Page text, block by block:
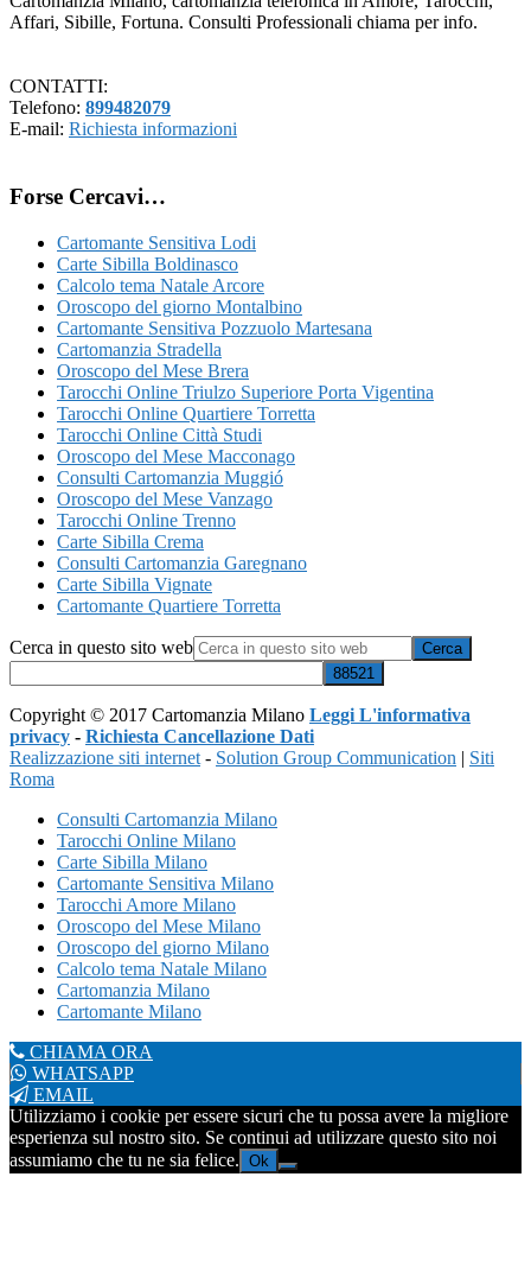
Affari, Sibille, Fortuna. Consulti Professionali chiama per info.
CONTATTI:
Telefono: 899482079
E-mail: Richiesta informazioni
Forse Cercavi…
Cartomante Sensitiva Lodi
Carte Sibilla Boldinasco
Calcolo tema Natale Arcore
Oroscopo del giorno Montalbino
Cartomante Sensitiva Pozzuolo Martesana
Cartomanzia Stradella
Oroscopo del Mese Brera
Tarocchi Online Triulzo Superiore Porta Vigentina
Tarocchi Online Quartiere Torretta
Tarocchi Online Città Studi
Oroscopo del Mese Macconago
Consulti Cartomanzia Muggió
Oroscopo del Mese Vanzago
Tarocchi Online Trenno
Carte Sibilla Crema
Consulti Cartomanzia Garegnano
Carte Sibilla Vignate
Cartomante Quartiere Torretta
Cerca in questo sito web
Copyright © 2017 Cartomanzia Milano Leggi L'informativa
privacy - Richiesta Cancellazione Dati
Realizzazione siti internet - Solution Group Communication | Siti
Roma
Consulti Cartomanzia Milano
Tarocchi Online Milano
Carte Sibilla Milano
Cartomante Sensitiva Milano
Tarocchi Amore Milano
Oroscopo del Mese Milano
Oroscopo del giorno Milano
Calcolo tema Natale Milano
Cartomanzia Milano
Cartomante Milano
CHIAMA ORA
WHATSAPP
EMAIL
Utilizziamo i cookie per essere sicuri che tu possa avere la migliore
esperienza sul nostro sito. Se continui ad utilizzare questo sito noi
assumiamo che tu ne sia felice. Ok